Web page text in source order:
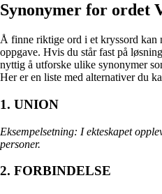
Synonymer for ordet
Å finne riktige ord i et kryssord kan
oppgave. Hvis du står fast på
nyttig å utforske ulike synonymer
Her er en liste med alternativer du
1. UNION
Eksempelsetning: I ekteskapet
personer.
2. FORBINDELSE